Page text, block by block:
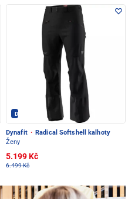
Dynafit - PEC POD SNĚŽKOU
Dynafit · Radical Softshell kalhoty
Ženy
5.199 Kč
6.499 Kč